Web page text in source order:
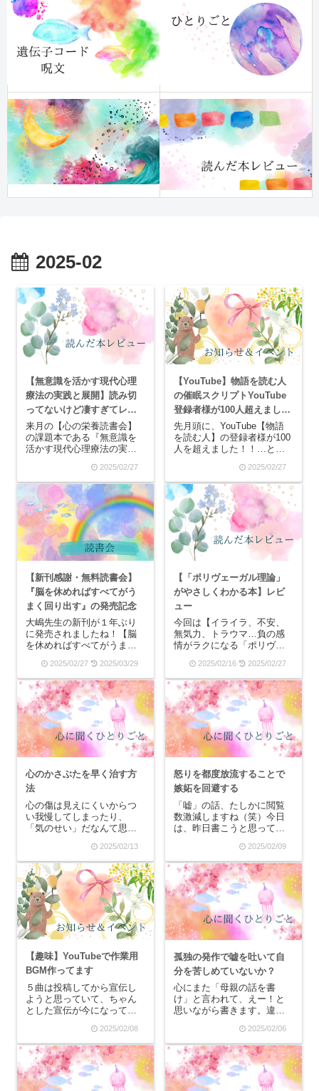
2025-02
【無意識を活かす現代心理
療法の実践と展開】読み切
ってないけど凄すぎてレビ
ューを先に書きます
来月の【心の栄養読書会】
の課題本である『無意識を
活かす現代心理療法の実践
お好きな人は「吉本先生の
本」と言うと分かりやすい
かもしれませんね。ずっと
読もう読もうと思って数年
間積読していた本ですが、
次回の読書会の課題本だ
と...
2025/02/27
【YouTube】物語を読む人
の催眠スクリプトYouTube
登録者様が100人超えまし
た！
先月頭に、YouTube【物語
を読む人】の登録者様が100
人を超えました！！…とい
ようとしていたのですが、
もしかしたらまた100人を下
回ってるかもしれないと思
いながら１か月過ごしまし
た。順調に登録者様が増え
ていて感...
2025/02/27
【新刊感謝・無料読書会】
『脳を休めればすべてがう
まく回り出す』の発売記念
大嶋先生の新刊が１年ぶり
に発売されましたね！【脳
を休めればすべてがうまく
て、勝手に無料読書会を行
います！！開催日時：2025
年３月30日(日)午前９時～11
時参加費：無料Zoomでのオ
ンライン開催のみとなりま
す。※当...
2025/02/27 2025/03/29
【「ポリヴェーガル理論」
がやさしくわかる本】レビ
ュー
今回は【イライラ、不安、
無気力、トラウマ…負の感
情がラクになる「ポリヴェ
かる本】を紹介させていた
だきます。とても良かった
です！どんな本？2024年４
月に日本実業出版社から発
売された吉里恒昭さんの本
です。吉里さんはオン...
2025/02/16 2025/02/27
心のかさぶたを早く治す方
法
心の傷は見えにくいからつ
い我慢してしまったり、
「気のせい」だなんて思っ
に見える怪我だったら重症
度が分かりやすいと思いま
す。目に見える場所に傷口
があると、ついつい気にな
ってかさぶたをいじくって
しまいます。すると、せっ
か...
2025/02/13
怒りを都度放流することで
嫉妬を回避する
「嘘」の話、たしかに閲覧
数激減しますね（笑）今日
は、昨日書こうと思ってい
からたくさんの夢ややりた
いことがあったのですが、
思い通りの方向に順調に進
んでいると母親にぶち壊さ
れます。母親は意識的にぶ
ち壊しているのではな
く、...
2025/02/09
【趣味】YouTubeで作業用
BGM作ってます
５曲は投稿してから宣伝し
ようと思っていて、ちゃん
とした宣伝が今になってし
人」とは別にYouTubeで作
業用BGMを投稿していま
す。【AI作業用BGMチャン
ネル】星屑の降る夜自分用
に作ってるので、自分が好
2025/02/08
孤独の発作で嘘を吐いて自
分を苦しめていないか？
心にまた「母親の話を書
け」と言われて、えー！と
思いながら書きます。違う
は、母親と嘘の話ですっ
て。母親はどんな嘘を吐い
たの？というと、父親の悪
口を言っていたのが嘘であ
るということ。私自身も経
2025/02/06